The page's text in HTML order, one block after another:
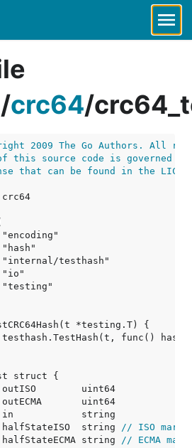
/crc64/
2009 The Go Authors. All
this source code is governed by
that can be found in the
	halfStateISO  string
// ISO
	halfStateECMA string
// ECMA